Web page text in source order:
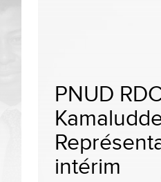
PNUD
intérim